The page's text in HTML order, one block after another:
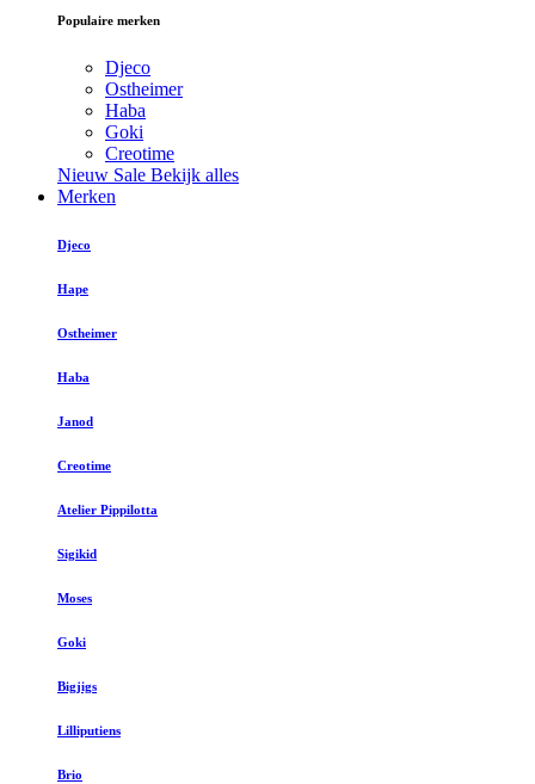
Populaire merken
Djeco
Ostheimer
Haba
Goki
Creotime
Nieuw Sale Bekijk alles
Merken
Djeco
Hape
Ostheimer
Haba
Janod
Creotime
Atelier Pippilotta
Sigikid
Moses
Goki
Bigjigs
Lilliputiens
Brio